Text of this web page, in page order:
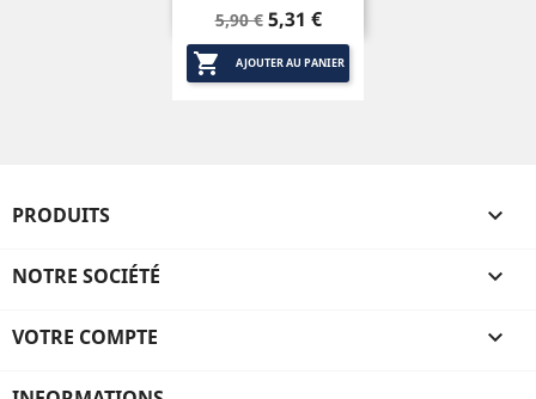
Prix
de
base
5,90 € Prix
5,31 €
 AJOUTER AU PANIER
PRODUITS 
NOTRE SOCIÉTÉ 
VOTRE COMPTE 